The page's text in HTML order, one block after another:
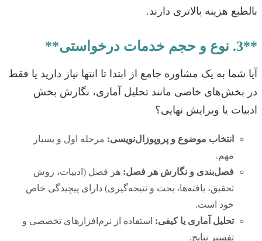
بالطبع هزینه بالاتری دارند.
**3. نوع و حجم خدمات درخواستی**
آیا شما به یک مشاوره جامع از ابتدا تا انتها نیاز دارید یا فقط
در بخش‌های خاصی مانند تحلیل آماری، نگارش بخش
ادبیات یا ویرایش نهایی؟
انتخاب موضوع و پروپوزال‌نویسی: مرحله اول و بسیار
مهم.
فصل‌بندی و نگارش هر فصل: هر فصل (ادبیات، روش
تحقیق، یافته‌ها، بحث و نتیجه‌گیری) دارای پیچیدگی خاص
خود است.
تحلیل آماری یا کیفی: استفاده از نرم‌افزارهای تخصصی و
تفسیر نتایج.